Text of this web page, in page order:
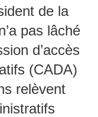
de la
pas lâché
d’accès
(CADA)
relèvent